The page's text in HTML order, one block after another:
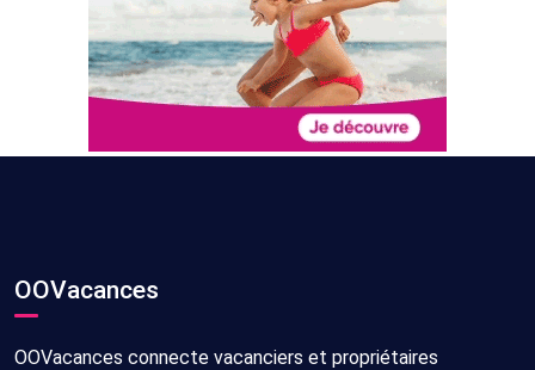
OOVacances
OOVacances connecte vacanciers et propriétaires